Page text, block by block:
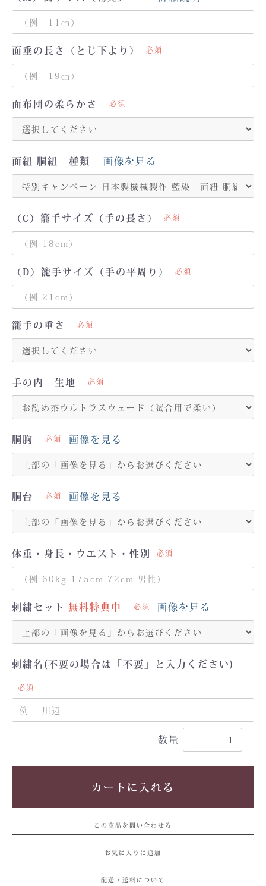
面垂の長さ（とじ下より） 必須
面布団の柔らかさ 必須
面紐 胴紐 種類 画像を見る
（C）籠手サイズ（手の長さ） 必須
（D）籠手サイズ（手の平周り） 必須
籠手の重さ 必須
手の内 生地 必須
胴胸 必須 画像を見る
胴台 必須 画像を見る
体重・身長・ウエスト・性別 必須
刺繍セット 必須 画像を見る
刺繍名(不要の場合は「不要」と入力ください)
必須
数量
カートに入れる
この商品を問い合わせる
お気に入りに追加
配送・送料について